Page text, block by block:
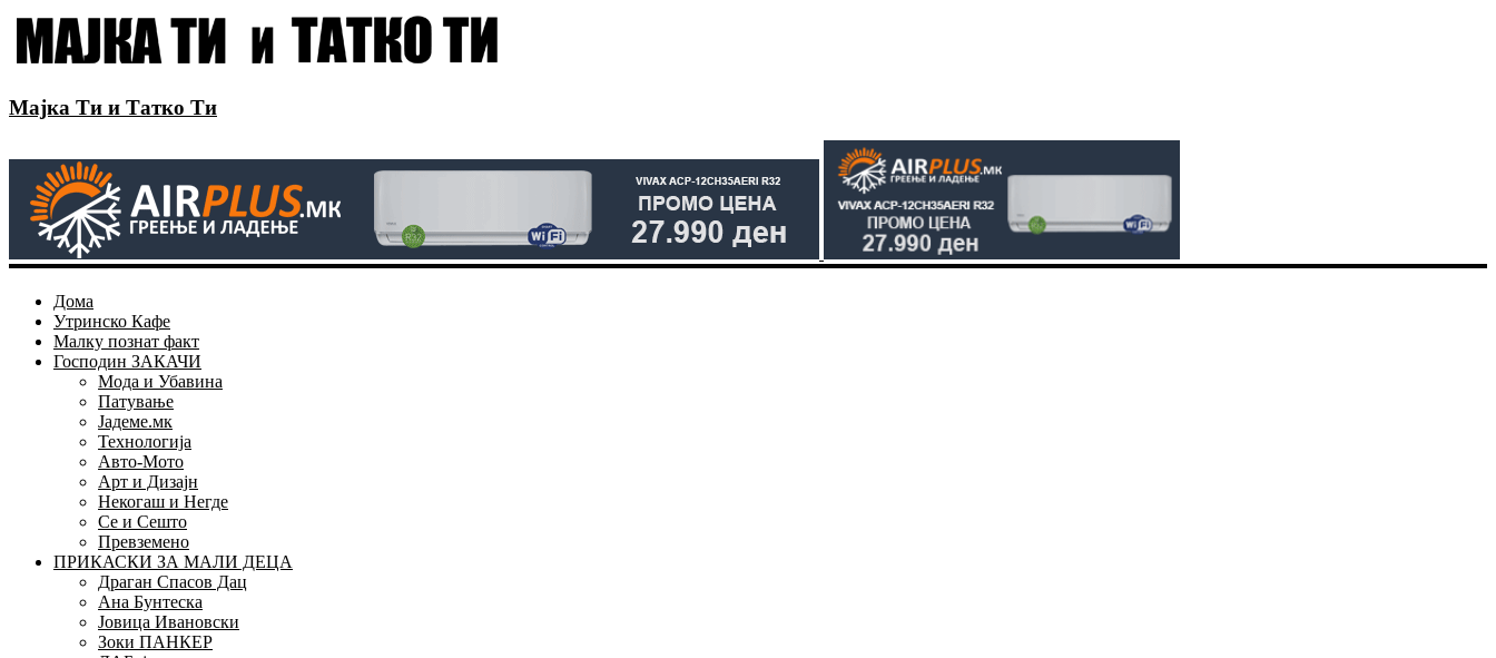
Мајка Ти и Татко Ти
Дома
Утринско Кафе
Малку познат факт
Господин ЗАКАЧИ
Мода и Убавина
Патување
Јадеме.мк
Технологија
Авто-Мото
Арт и Дизајн
Некогаш и Негде
Се и Сешто
Превземено
ПРИКАСКИ ЗА МАЛИ ДЕЦА
Драган Спасов Дац
Ана Бунтеска
Јовица Ивановски
Зоки ПАНКЕР